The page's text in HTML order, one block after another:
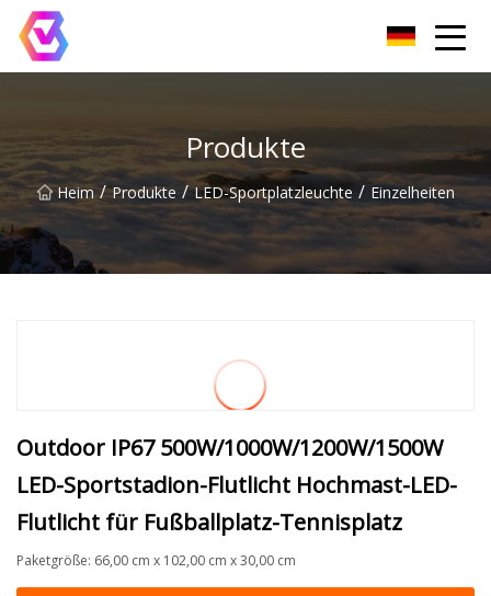
Produkte
Heim / Produkte / LED-Sportplatzleuchte / Einzelheiten
Outdoor IP67 500W/1000W/1200W/1500W
LED-Sportstadion-Flutlicht Hochmast-LED-
Flutlicht für Fußballplatz-Tennisplatz
Paketgröße: 66,00 cm x 102,00 cm x 30,00 cm